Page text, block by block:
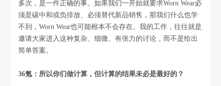
多次，是一件正确的事。如果我们一开始就要求Worn Wear必
须是碳中和或负排放、必须替代新品销售，那我们什么也学
不到，Worn Wear也可能根本不会存在。我的工作，往往就是
邀请大家进入这种复杂、细微、有张力的讨论，而不是给出
简单答案。
36氪：所以你们做计算，但计算的结果未必是最好的？